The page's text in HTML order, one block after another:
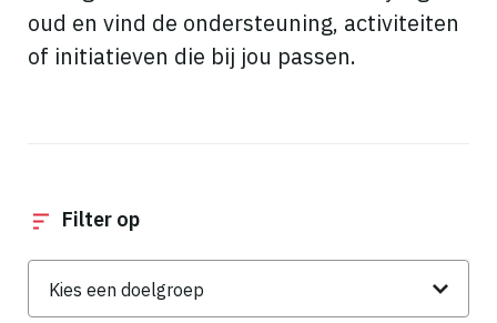
oud en vind de ondersteuning, activiteiten
of initiatieven die bij jou passen.
Filter op
Doelgroep